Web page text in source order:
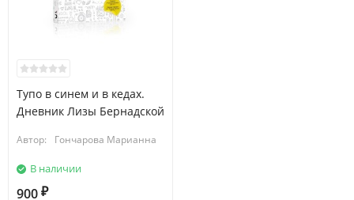
Тупо в синем и в кедах.
Дневник Лизы Бернадской
Автор: Гончарова Марианна
В наличии
900 ₽